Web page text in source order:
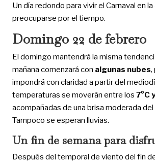
Un día redondo para vivir el Carnaval en la
preocuparse por el tiempo.
Domingo 22 de febrero
El domingo mantendrá la misma
mañana comenzará con algunas nubes,
impondrá con claridad a partir del
temperaturas se moverán entre los 7°C
acompañadas de una brisa moderada
Tampoco se esperan lluvias.
Un fin de semana para
Después del temporal de viento del fin